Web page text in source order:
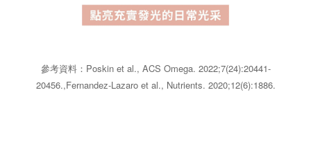
參考資料：Poskin et al., ACS Omega. 2022;7(24):20441-
20456.,Fernandez-Lazaro et al., Nutrients. 2020;12(6):1886.